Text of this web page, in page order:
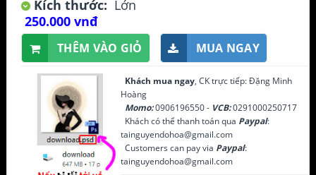
Kích thước: Lớn
250.000 vnđ
THÊM VÀO GIỎ MUA NGAY
Khách mua ngay, CK trực tiếp: Đặng Minh
Hoàng
Momo:0906196550 - VCB:0291000250717
Khách có thể thanh toán qua Paypal:
tainguyendohoa@gmail.com
Customers can pay via Paypal:
tainguyendohoa@gmail.com